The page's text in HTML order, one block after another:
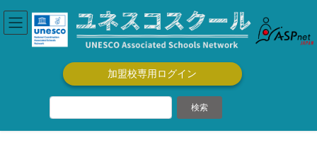
ン
テ
ビ
ゲ
加盟校専用ログイン